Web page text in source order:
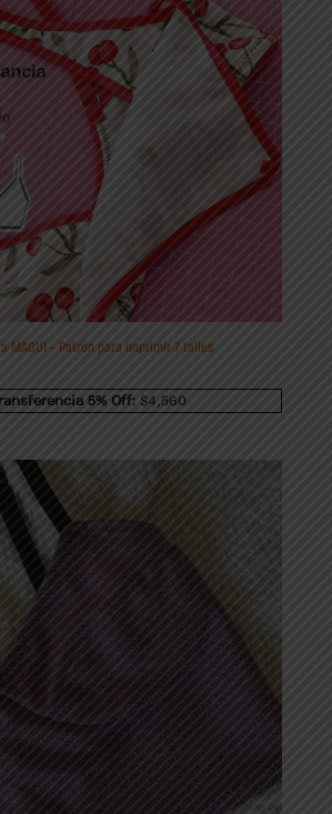
MAGUI – Patrón para imprimir 7 talles
5% Off: $4,560